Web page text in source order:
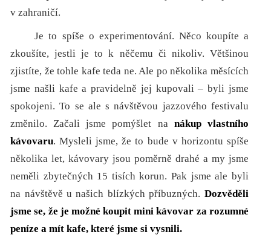
v zahraničí.
Je to spíše o experimentování. Něco koupíte a
zkoušíte, jestli je to k něčemu či nikoliv. Většinou
zjistíte, že tohle kafe teda ne. Ale po několika měsících
jsme našli kafe a pravidelně jej kupovali – byli jsme
spokojeni. To se ale s návštěvou jazzového festivalu
změnilo. Začali jsme pomýšlet na nákup vlastního
kávovaru. Mysleli jsme, že to bude v horizontu spíše
několika let, kávovary jsou poměrně drahé a my jsme
neměli zbytečných 15 tisích korun. Pak jsme ale byli
na návštěvě u našich blízkých příbuzných. Dozvěděli
jsme se, že je možné koupit mini kávovar za rozumné
peníze a mít kafe, které jsme si vysnili.